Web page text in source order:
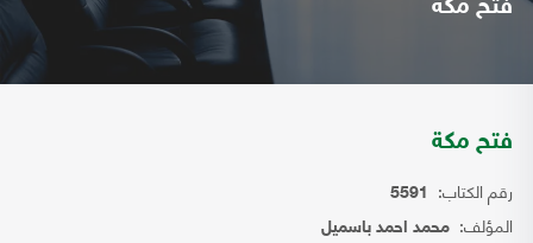
فتح مكة
فتح مكة
رقم الكتاب: 5591
المؤلف: محمد احمد باسميل